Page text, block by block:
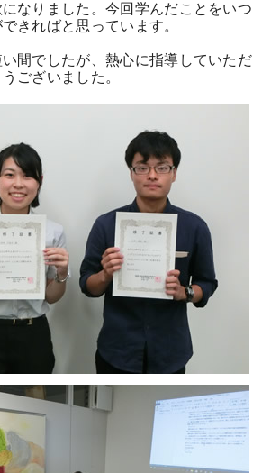
なりました。今回学んだことをいつ
きればと思っています。
間でしたが、熱心に指導していただ
ございました。